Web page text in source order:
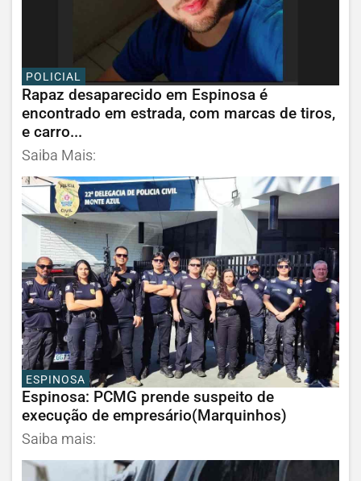
POLICIAL
Rapaz desaparecido em Espinosa é
encontrado em estrada, com marcas de tiros,
e carro...
Saiba Mais:
ESPINOSA
Espinosa: PCMG prende suspeito de
execução de empresário(Marquinhos)
Saiba mais: